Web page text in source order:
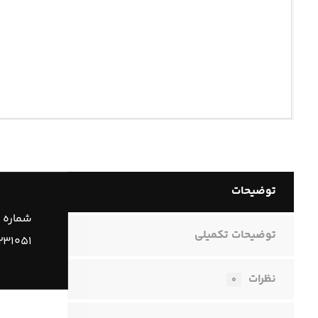
توضیحات
توضیحات تکمیلی
نظرات ۰